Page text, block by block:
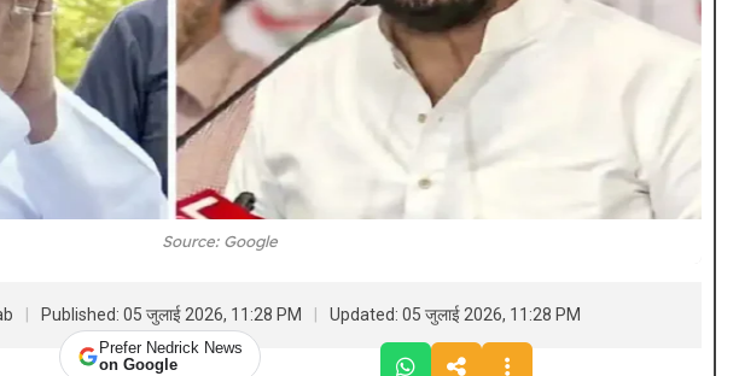
Source: Google
Published: 05 जुलाई 2026, 11:28 PM Updated: 05 जुलाई 2026, 11:28 PM
Prefer Nedrick News
on Google